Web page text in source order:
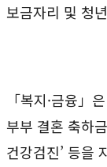
보금자리 및 청
「복지·금융」
부부 결혼 축하
건강검진’ 등을